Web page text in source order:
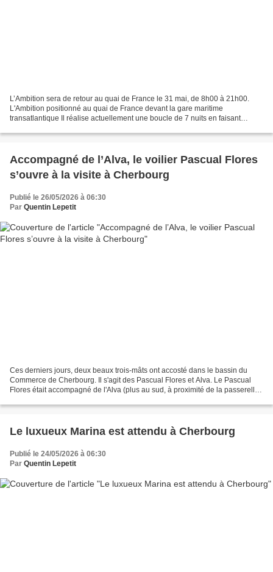
L’Ambition sera de retour au quai de France le 31 mai, de 8h00 à 21h00.
L'Ambition positionné au quai de France devant la gare maritime
transatlantique Il réalise actuellement une boucle de 7 nuits en faisant
Accompagné de l’Alva, le voilier Pascual Flores
s’ouvre à la visite à Cherbourg
Publié le 26/05/2026 à 06:30
Par Quentin Lepetit
Ces derniers jours, deux beaux trois-mâts ont accosté dans le bassin du
Commerce de Cherbourg. Il s'agit des Pascual Flores et Alva. Le Pascual
Flores était accompagné de l'Alva (plus au sud, à proximité de la passerelle
Le luxueux Marina est attendu à Cherbourg
Publié le 24/05/2026 à 06:30
Par Quentin Lepetit